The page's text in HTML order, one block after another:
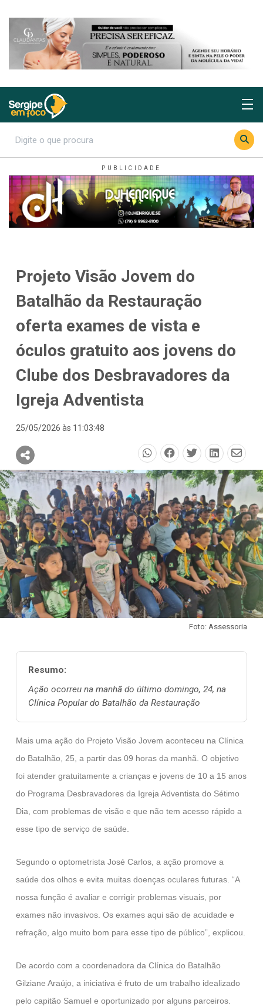
Projeto Visão Jovem do
Batalhão da Restauração
oferta exames de vista e
óculos gratuito aos jovens do
Clube dos Desbravadores da
Igreja Adventista
25/05/2026 às 11:03:48
Foto: Assessoria
Resumo:
Ação ocorreu na manhã do último domingo, 24, na
Clínica Popular do Batalhão da Restauração
Mais uma ação do Projeto Visão Jovem aconteceu na Clínica
do Batalhão, 25, a partir das 09 horas da manhã. O objetivo
foi atender gratuitamente a crianças e jovens de 10 a 15 anos
do Programa Desbravadores da Igreja Adventista do Sétimo
Dia, com problemas de visão e que não tem acesso rápido a
esse tipo de serviço de saúde.
Segundo o optometrista José Carlos, a ação promove a
saúde dos olhos e evita muitas doenças oculares futuras. “A
nossa função é avaliar e corrigir problemas visuais, por
exames não invasivos. Os exames aqui são de acuidade e
refração, algo muito bom para esse tipo de público”, explicou.
De acordo com a coordenadora da Clínica do Batalhão
Gilziane Araújo, a iniciativa é fruto de um trabalho idealizado
pelo capitão Samuel e oportunizado por alguns parceiros.